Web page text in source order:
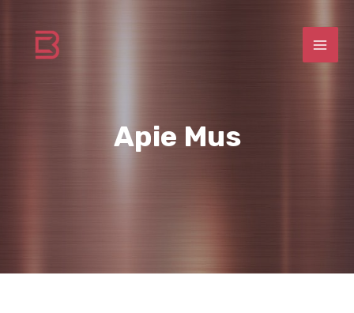
Apie Mus